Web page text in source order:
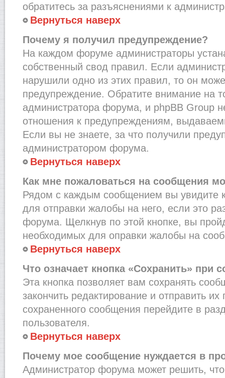
обратитесь за разъяснениями к
Вернуться наверх
Почему я получил предупреждение?
На каждом форуме администраторы
собственный свод правил. Если
нарушили одно из этих правил, то он
предупреждение. Обратите внимание на
администратора форума, и phpBB Group
отношения к предупреждениям,
Если вы не знаете, за что получили
администратором форума.
Вернуться наверх
Как мне пожаловаться на сообщения
Рядом с каждым сообщением вы увидите
для отправки жалобы на него, если это
форума. Щелкнув по этой кнопке, вы
необходимых для оправки жалобы на
Вернуться наверх
Что означает кнопка «Сохранить» при
Эта кнопка позволяет вам сохранять
закончить редактирование и отправить их
сохраненного сообщения перейдите в
пользователя.
Вернуться наверх
Почему мое сообщение нуждается в
Администратор форума может решить,